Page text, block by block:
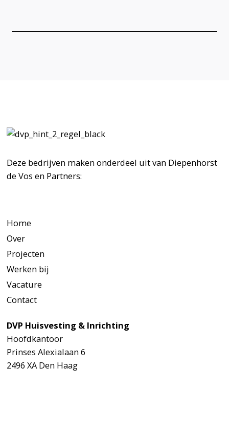
Deze bedrijven maken onderdeel uit van Diepenhorst
de Vos en Partners:
Home
Over
Projecten
Werken bij
Vacature
Contact
DVP Huisvesting & Inrichting
Hoofdkantoor
Prinses Alexialaan 6
2496 XA Den Haag